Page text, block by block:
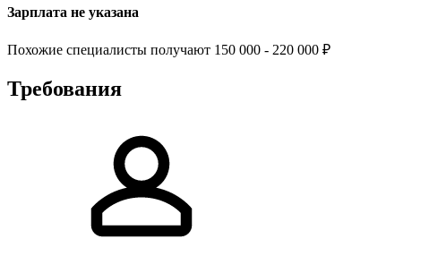
Зарплата не указана
Похожие специалисты получают 150 000 - 220 000 ₽
Требования